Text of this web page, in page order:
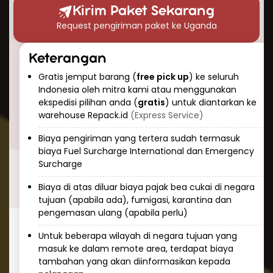
waktu pengiriman paket ke Uganda?” Berikut
perkiraan waktu pengiriman udara yang dapat
Anda harapkan:
Pengiriman ekspres: 3-5 hari kerja
Pengiriman standar: 5-7 hari kerja
Keunggulan pengiriman udara adalah
konsistensi dan prediktabilitas. Tim Repack.id
selalu memantau paket Anda selama
perjalanan dan memberikan informasi
pelacakan real-time sehingga Anda dapat
mengetahui status pengiriman kapan saja.
Cara Kirim Dokumen ke Uganda
dengan Aman
Mengirim dokumen penting ke Uganda
membutuhkan penanganan khusus dan
keamanan tinggi. Repack.id menawarkan
layanan khusus untuk pengiriman dokumen ke
Kirim Paket Sekarang
Request pengiriman paket ke Uganda
Keterangan
Gratis jemput barang (free pick up) ke seluruh
Indonesia oleh mitra kami atau menggunakan
ekspedisi pilihan anda (gratis) untuk diantarkan ke
warehouse Repack.id (Express Service)
Biaya pengiriman yang tertera sudah termasuk
biaya Fuel Surcharge International dan Emergency
Surcharge
Biaya di atas diluar biaya pajak bea cukai di negara
tujuan (apabila ada), fumigasi, karantina dan
pengemasan ulang (apabila perlu)
Untuk beberapa wilayah di negara tujuan yang
masuk ke dalam remote area, terdapat biaya
tambahan yang akan diinformasikan kepada